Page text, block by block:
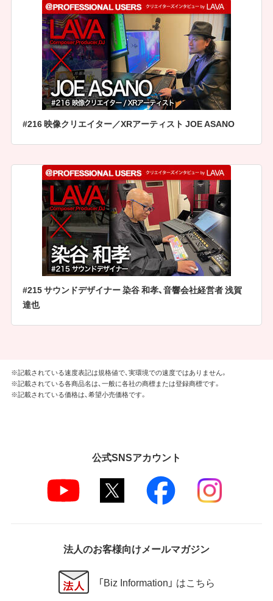
#216 映像クリエイター／XRアーティスト JOE ASANO
#215 サウンドデザイナー 染谷 和孝、音響会社経営者 浅賀
達也
※記載されている速度表記は規格値で、実環境での速度ではありません。
※記載されている各商品名は、一般に各社の商標または登録商標です。
※記載されている価格は、希望小売価格です。
公式SNSアカウント
法人のお客様向けメールマガジン
「Biz Information」 はこちら